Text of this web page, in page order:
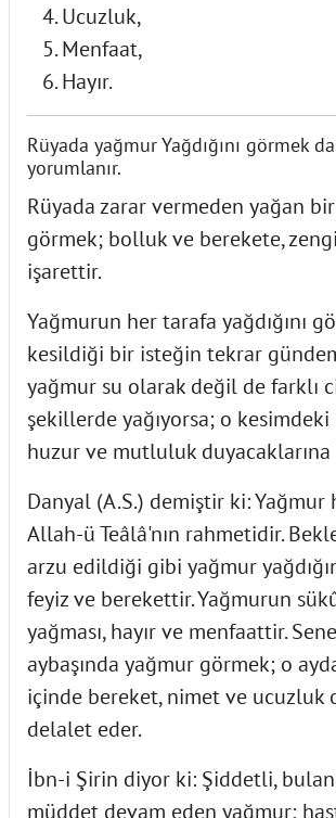
Ucuzluk,
Menfaat,
Hayır.
Rüyada yağmur Yağdığını görmek
yorumlanır.
Rüyada zarar vermeden yağan
görmek; bolluk ve berekete,
işarettir.
Yağmurun her tarafa yağdığını
kesildiği bir isteğin tekrar
yağmur su olarak değil de farklı
şekillerde yağıyorsa; o kesimdeki
huzur ve mutluluk
Danyal (A.S.) demiştir ki: Yağmur
Allah-ü Teâlâ'nın rahmetidir.
arzu edildiği gibi yağmur
feyiz ve berekettir. Yağmurun
yağması, hayır ve menfaattir.
aybaşında yağmur görmek; o
içinde bereket, nimet ve ucuzluk
delalet eder.
İbn-i Şirin diyor ki: Şiddetli,
müddet devam eden yağmur;